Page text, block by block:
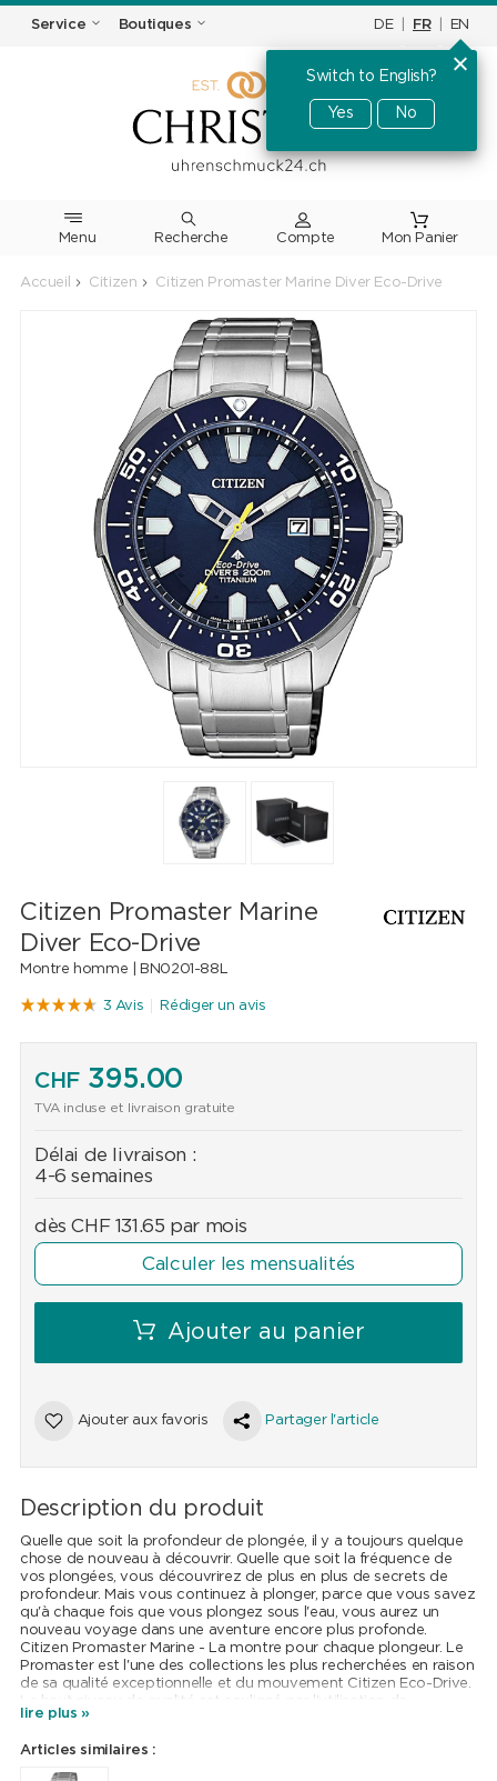
Service Boutiques DE FR EN
Switch to English?
Yes No
Menu Recherche
Accueil Citizen Citizen Promaster Marine Diver Eco-Drive
Citizen Promaster Marine
Diver Eco-Drive
Montre homme | BN0201-88L
3 Avis Rédiger un avis
CHF395.00
TVA incluse et livraison gratuite
Délai de livraison :
4-6 semaines
dèsCHF 131.65 par mois
Calculer les mensualités
Ajouter au panier
Ajouter aux favoris Partager l'article
Description du produit
Quelle que soit la profondeur de plongée, il y a toujours quelque
chose de nouveau à découvrir. Quelle que soit la fréquence de
vos plongées, vous découvrirez de plus en plus de secrets de
profondeur. Mais vous continuez à plonger, parce que vous savez
qu'à chaque fois que vous plongez sous l'eau, vous aurez un
nouveau voyage dans une aventure encore plus profonde.
Citizen Promaster Marine - La montre pour chaque plongeur. Le
Promaster est l'une des collections les plus recherchées en raison
de sa qualité exceptionnelle et du mouvement Citizen Eco-Drive.
matériaux de haute qualité. Pour pouvoir porter le nom de
montres de plongée. Il s'agit de la résistance à la compression et
de la lisibilité sous l'eau. Avec la certification IOS 6425, le
lire plus »
Articles similaires :